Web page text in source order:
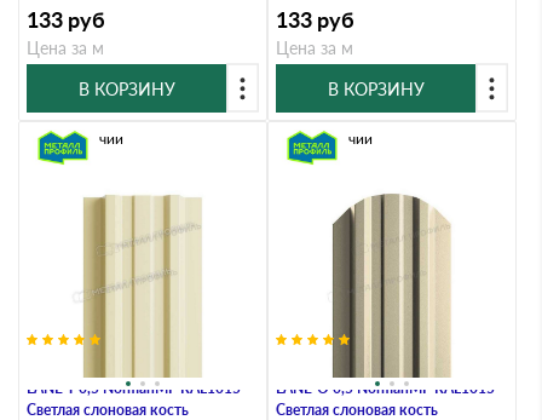
133 руб
Цена за м
В КОРЗИНУ
133 руб
Цена за м
В КОРЗИНУ
LАNE-T 0,5 NormanMP RAL1015
Светлая слоновая кость
В наличии
LАNE-O 0,5 NormanMP RAL1015
Светлая слоновая кость
В наличии